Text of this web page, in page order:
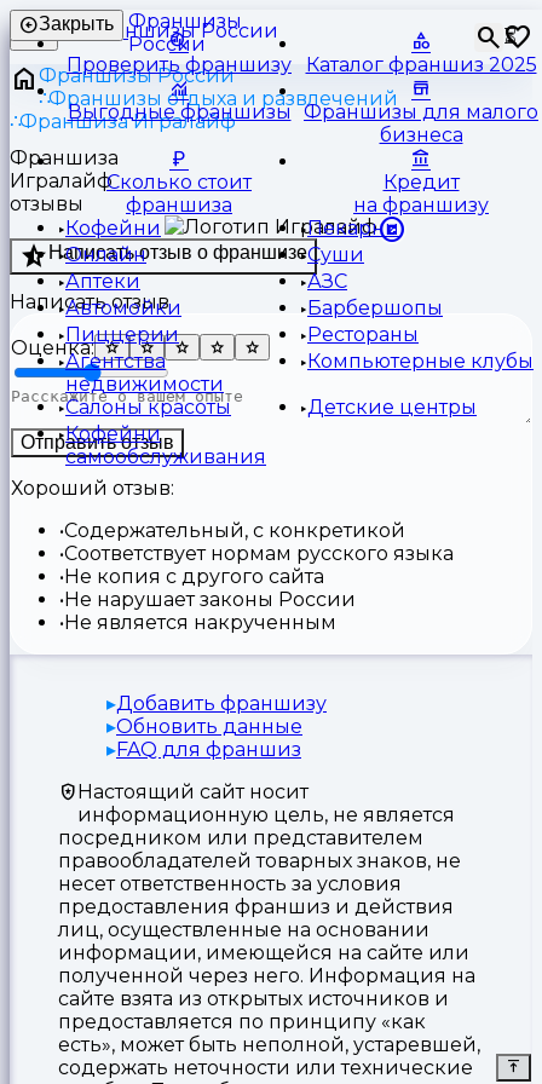
Франшизы
России
⏳
Закрыть
Проверить франшизу Каталог франшиз 2025
Выгодные франшизы Франшизы для малого
бизнеса
Сколько стоит
франшиза
Кредит
на франшизу
Кофейни
Пекарни
Онлайн
Суши
Аптеки
АЗС
Автомойки
Барбершопы
Пиццерии
Рестораны
Агентства
недвижимости
Компьютерные клубы
Салоны красоты
Детские центры
Кофейни
самообслуживания
Франшизы России
Франшизы отдыха и развлечений
Франшиза Игралайф
Франшиза
Игралайф
отзывы
Написать отзыв о франшизе
Написать отзыв
Оценка:
Отправить отзыв
Хороший отзыв:
Содержательный, с конкретикой
Соответствует нормам русского языка
Не копия с другого сайта
Не нарушает законы России
Не является накрученным
Добавить франшизу
Обновить данные
FAQ для франшиз
Настоящий сайт носит
информационную цель, не является
посредником или представителем
правообладателей товарных знаков, не
несет ответственность за условия
предоставления франшиз и действия
лиц, осуществленные на основании
информации, имеющейся на сайте или
полученной через него. Информация на
сайте взята из открытых источников и
предоставляется по принципу «как
есть», может быть неполной, устаревшей,
содержать неточности или технические